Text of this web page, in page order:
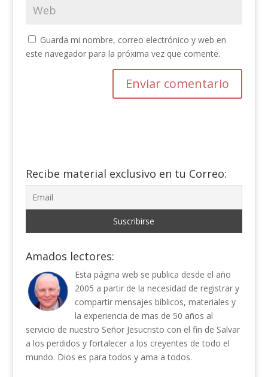
Guarda mi nombre, correo electrónico y web en
este navegador para la próxima vez que comente.
Recibe material exclusivo en tu Correo:
Amados lectores:
Esta página web se publica desde el año
2005 a partir de la necesidad de registrar y
compartir mensajes bíblicos, materiales y
la experiencia de mas de 50 años al
servicio de nuestro Señor Jesucristo con el fin de Salvar
a los perdidos y fortalecer a los creyentes de todo el
mundo. Dios es para todos y ama a todos.